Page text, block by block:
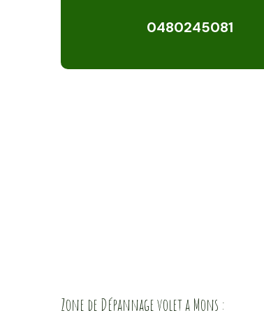
0480245081
Zone de Dépannage volet a Mons :